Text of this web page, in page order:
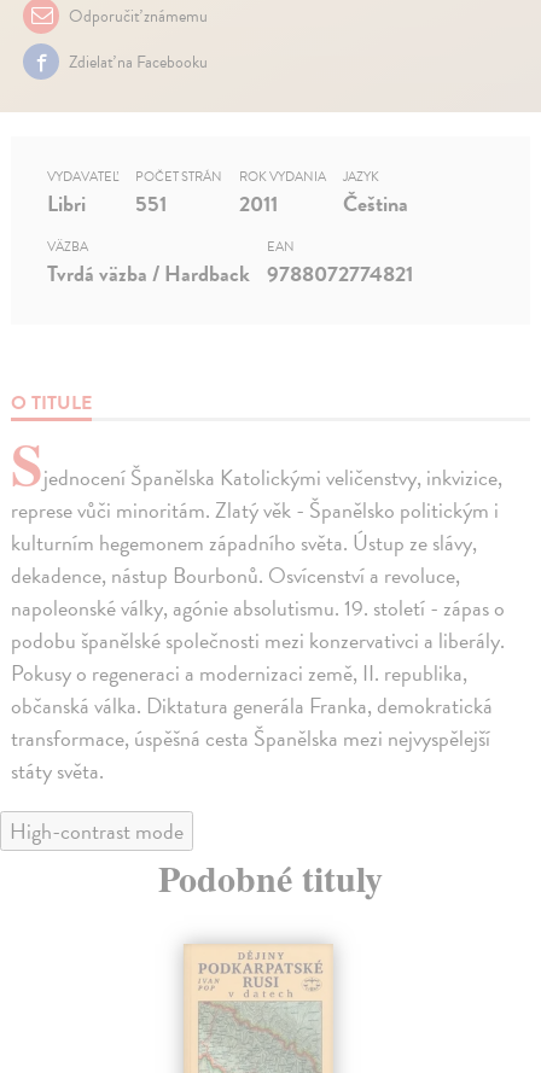
Odporučiť známemu
Zdielať na Facebooku
O TITULE
Sjednocení Španělska Katolickými veličenstvy, inkvizice,
represe vůči minoritám. Zlatý věk - Španělsko politickým i
kulturním hegemonem západního světa. Ústup ze slávy,
dekadence, nástup Bourbonů. Osvícenství a revoluce,
napoleonské války, agónie absolutismu. 19. století - zápas o
podobu španělské společnosti mezi konzervativci a liberály.
Pokusy o regeneraci a modernizaci země, II. republika,
občanská válka. Diktatura generála Franka, demokratická
transformace, úspěšná cesta Španělska mezi nejvyspělejší
státy světa.
VYDAVATEĽ
Libri
POČET STRÁN
551
ROK VYDANIA
2011
JAZYK
Čeština
VÄZBA
Tvrdá väzba / Hardback
EAN
9788072774821
High-contrast mode
Podobné tituly